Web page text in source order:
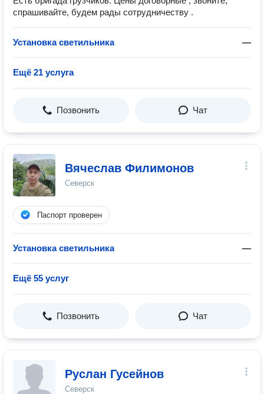
спрашивайте, будем рады сотрудничеству .
Установка светильника —
Ещё 21 услуга
Позвонить Чат
Вячеслав Филимонов
Северск
Паспорт проверен
Установка светильника —
Ещё 55 услуг
Позвонить Чат
Руслан Гусейнов
Северск